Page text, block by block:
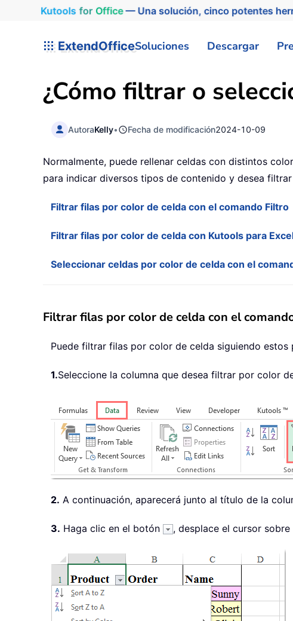
Kutools for Office— Una solución, cinco potentes
ExtendOfficeSoluciones Descargar
¿Cómo filtrar o
AutoraKelly• Fecha de modificación2024-10-09
Normalmente, puede rellenar celdas con distintos
para indicar diversos tipos de contenido y desea
Filtrar filas por color de celda con el comando Filtro
Filtrar filas por color de celda con Kutools para
Seleccionar celdas por color de celda con el
Filtrar filas por color de celda con el
Puede filtrar filas por color de celda siguiendo estos
1.Seleccione la columna que desea filtrar por color
2. A continuación, aparecerá junto al título de la
3. Haga clic en el botón , desplace el cursor sobre